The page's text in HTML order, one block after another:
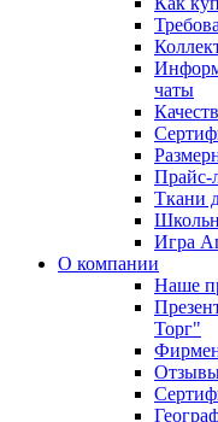
чаты
Прайс-
Ткани
Игра
О компании
Наше
Торг"